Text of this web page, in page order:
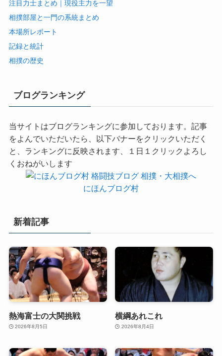
注目力士まとめ｜現役主力を一望
相撲部屋と一門の系統まとめ
本場所レポート
記録と統計
相撲の歴史
ブログランキング
当サイトはブログランキングに参加しております。記事
をよんでいただいたら、以下バナーをクリックいただく
と、ランキングに反映されます、１日１クリックよろし
くおねがいします
にほんブログ村
新着記事
熱海富士の大関挑戦
2026年8月5日
横綱あれこれ
2026年8月4日